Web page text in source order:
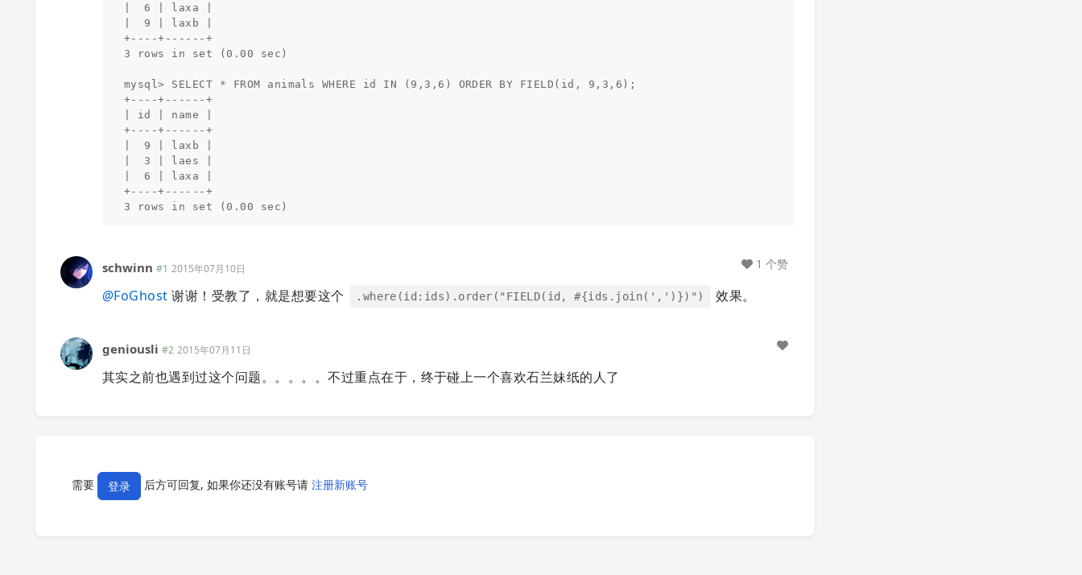
|  6 | laxa |
|  9 | laxb |
+----+------+
3 rows in set (0.00 sec)
mysql> SELECT * FROM animals WHERE id IN (9,3,6) ORDER BY FIELD(id, 9,3,6);
+----+------+
| id | name |
+----+------+
|  9 | laxb |
|  3 | laes |
|  6 | laxa |
+----+------+
schwinn #1 2015年07月10日
@FoGhost 谢谢！受教了，就是想要这个 .where(id:ids).order("FIELD(id, #{ids.join(',')})") 效果。
1 个赞
geniousli #2 2015年07月11日
其实之前也遇到过这个问题。。。。。不过重点在于，终于碰上一个喜欢石兰妹纸的人了
需要 登录 后方可回复, 如果你还没有账号请 注册新账号